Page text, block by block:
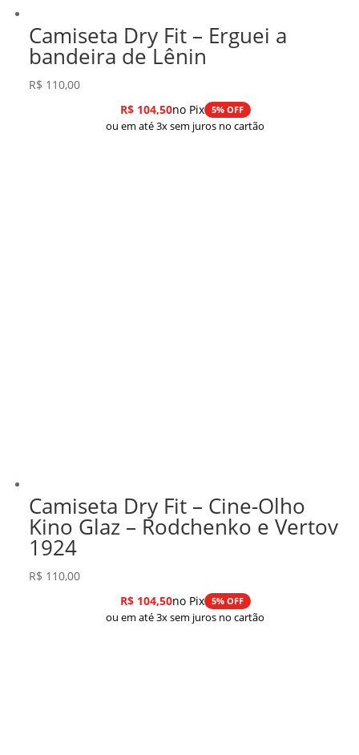
Camiseta Dry Fit – Erguei a
bandeira de Lênin
R$ 110,00
R$104,50no Pix 5% OFF
ou em até 3x sem juros no cartão
Camiseta Dry Fit – Cine-Olho
Kino Glaz – Rodchenko e Vertov
1924
R$ 110,00
R$104,50no Pix 5% OFF
ou em até 3x sem juros no cartão